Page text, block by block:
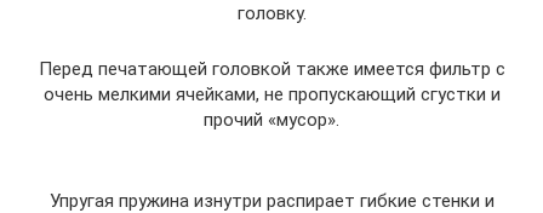
головку.
Перед печатающей головкой также имеется фильтр с
очень мелкими ячейками, не пропускающий сгустки и
прочий «мусор».
Упругая пружина изнутри распирает гибкие стенки и